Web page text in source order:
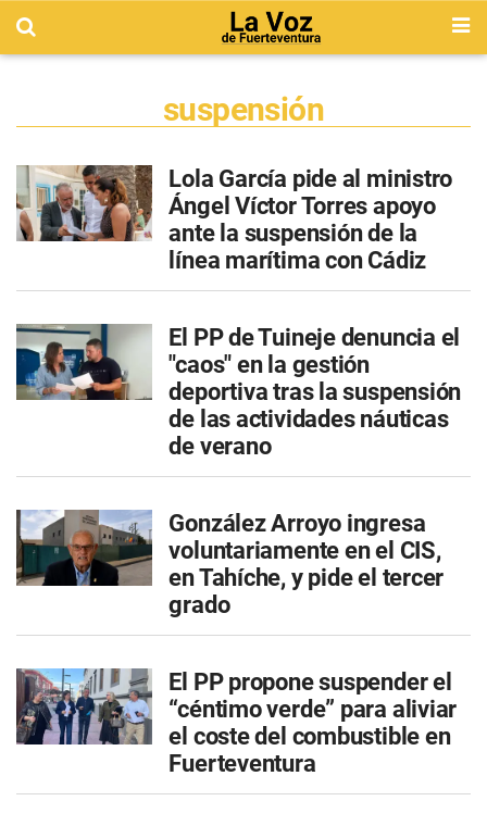
suspensión
Lola García pide al ministro
Ángel Víctor Torres apoyo
ante la suspensión de la
línea marítima con Cádiz
El PP de Tuineje denuncia el
"caos" en la gestión
deportiva tras la suspensión
de las actividades náuticas
de verano
González Arroyo ingresa
voluntariamente en el CIS,
en Tahíche, y pide el tercer
grado
El PP propone suspender el
“céntimo verde” para aliviar
el coste del combustible en
Fuerteventura